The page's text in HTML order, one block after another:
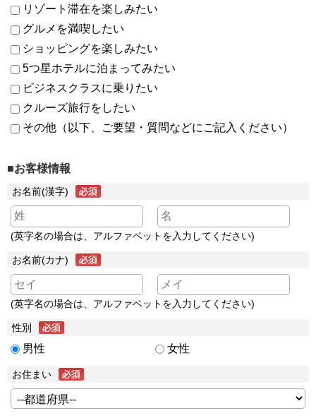
リゾート滞在を楽しみたい
グルメを満喫したい
ショッピングを楽しみたい
5つ星ホテルに泊まってみたい
ビジネスクラスに乗りたい
クルーズ旅行をしたい
その他（以下、ご要望・質問などにご記入ください）
■お客様情報
お名前(漢字)
(英字名の場合は、アルファベットを入力してください)
お名前(カナ)
(英字名の場合は、アルファベットを入力してください)
性別
男性 女性
お住まい